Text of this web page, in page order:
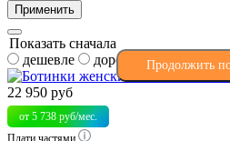
Применить
Показать сначала
дешевле
дороже новые
22 950 руб
от 5 738 руб/мес.
Плати частями
Продолжить